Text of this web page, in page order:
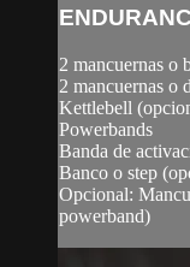
2 mancuernas o
2 mancuernas o
Kettlebell
Powerbands
Banda de
Banco o step
Opcional:
powerband)